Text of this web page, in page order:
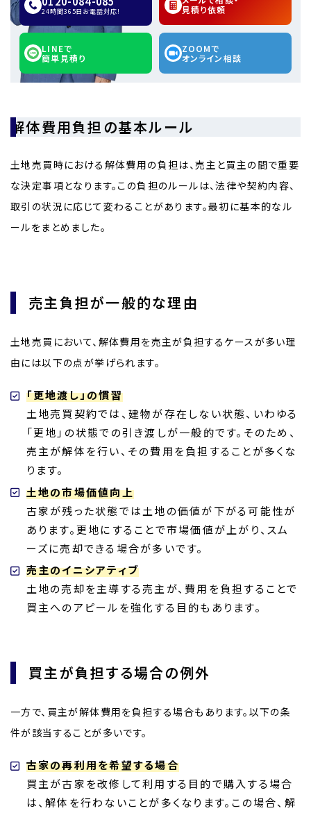
24時間365日お電話対応!
見積り依頼
LINEで
簡単見積り
ZOOMで
オンライン相談
解体費用負担の基本ルール
土地売買時における解体費用の負担は、売主と買主の間で重要
な決定事項となります。この負担のルールは、法律や契約内容、
取引の状況に応じて変わることがあります。最初に基本的なル
ールをまとめました。
売主負担が一般的な理由
土地売買において、解体費用を売主が負担するケースが多い理
由には以下の点が挙げられます。
「更地渡し」の慣習
土地売買契約では、建物が存在しない状態、いわゆる
「更地」の状態での引き渡しが一般的です。そのため、
売主が解体を行い、その費用を負担することが多くな
ります。
土地の市場価値向上
古家が残った状態では土地の価値が下がる可能性が
あります。更地にすることで市場価値が上がり、スム
ーズに売却できる場合が多いです。
売主のイニシアティブ
土地の売却を主導する売主が、費用を負担することで
買主へのアピールを強化する目的もあります。
買主が負担する場合の例外
一方で、買主が解体費用を負担する場合もあります。以下の条
件が該当することが多いです。
古家の再利用を希望する場合
買主が古家を改修して利用する目的で購入する場合
は、解体を行わないことが多くなります。この場合、解